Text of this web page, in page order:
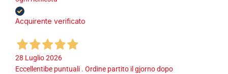
Acquirente verificato
28 Luglio 2026
Eccellentibe puntuali . Ordine partito il gjorno dopo